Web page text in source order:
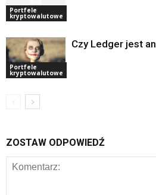
Portfele
kryptowalutowe
Portfele
kryptowalutowe
Czy Ledger jest
ZOSTAW ODPOWIEDŹ